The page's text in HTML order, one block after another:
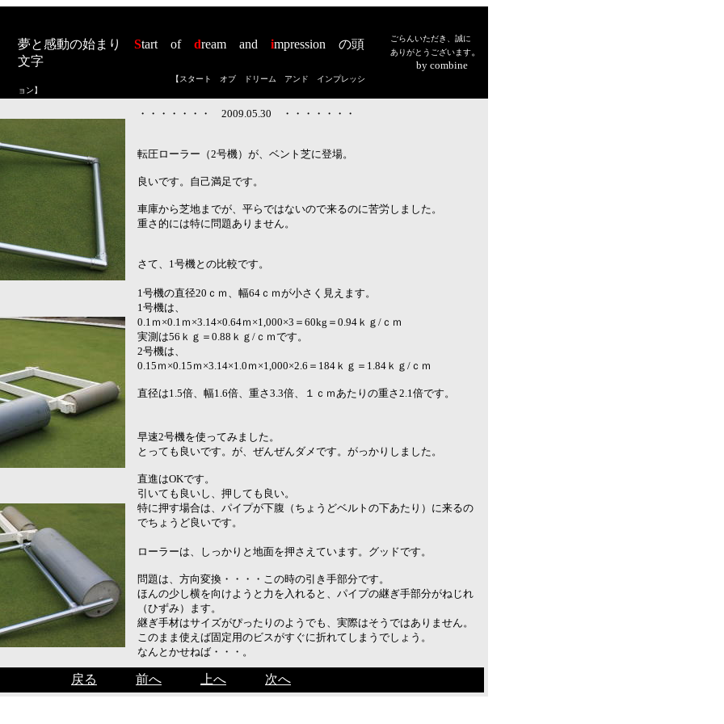
夢と感動の始まり Start of dream and impression の頭
文字
ごらんいただき、誠に
ありがとうございます。
by combine
【スタート オブ ドリーム アンド インプレッシ
ョン】
・・・・・・・ 2009.05.30 ・・・・・・・
転圧ローラー（2号機）が、ベント芝に登場。
良いです。自己満足です。
車庫から芝地までが、平らではないので来るのに苦労しました。
重さ的には特に問題ありません。
さて、1号機との比較です。
1号機の直径20ｃｍ、幅64ｃｍが小さく見えます。
1号機は、
0.1ｍ×0.1ｍ×3.14×0.64ｍ×1,000×3＝60kg＝0.94ｋｇ/ｃｍ
実測は56ｋｇ＝0.88ｋｇ/ｃｍです。
2号機は、
0.15ｍ×0.15ｍ×3.14×1.0ｍ×1,000×2.6＝184ｋｇ＝1.84ｋｇ/ｃｍ
直径は1.5倍、幅1.6倍、重さ3.3倍、１ｃｍあたりの重さ2.1倍です。
早速2号機を使ってみました。
とっても良いです。が、ぜんぜんダメです。がっかりしました。
直進はOKです。
引いても良いし、押しても良い。
特に押す場合は、パイプが下腹（ちょうどベルトの下あたり）に来るの
でちょうど良いです。
ローラーは、しっかりと地面を押さえています。グッドです。
問題は、方向変換・・・・この時の引き手部分です。
ほんの少し横を向けようと力を入れると、パイプの継ぎ手部分がねじれ
（ひずみ）ます。
継ぎ手材はサイズがぴったりのようでも、実際はそうではありません。
このまま使えば固定用のビスがすぐに折れてしまうでしょう。
なんとかせねば・・・。
戻る 前へ 上へ 次へ